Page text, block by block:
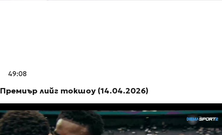
49:08
Премиър лийг токшоу (14.04.2026)